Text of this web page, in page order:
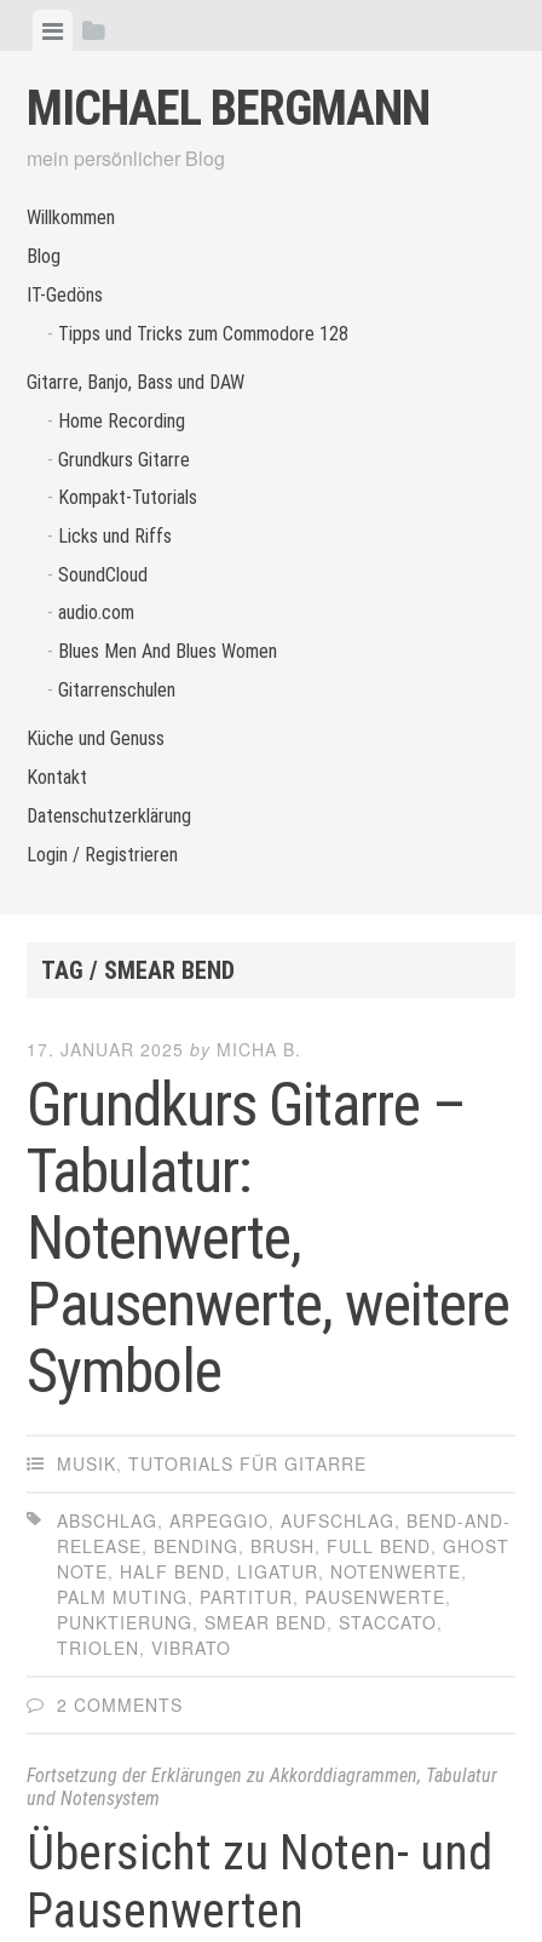
Skip
content
ViewView
MICHAEL BERGMANN
mein persönlicher Blog
Willkommen
Blog
IT-Gedöns
Tipps und Tricks zum Commodore 128
Gitarre, Banjo, Bass und DAW
Home Recording
Grundkurs Gitarre
Kompakt-Tutorials
Licks und Riffs
SoundCloud
audio.com
Blues Men And Blues Women
Gitarrenschulen
Küche und Genuss
Kontakt
Datenschutzerklärung
Login / Registrieren
TAG / SMEAR BEND
17. JANUAR 2025 by MICHA B.
Grundkurs Gitarre –
Tabulatur:
Notenwerte,
Pausenwerte, weitere
Symbole
MUSIK,TUTORIALS FÜR GITARRE
ABSCHLAG,ARPEGGIO,AUFSCHLAG, BEND-AND-
RELEASE, BENDING, BRUSH, FULL BEND,GHOST
NOTE, HALF BEND, LIGATUR, NOTENWERTE,
PALM MUTING, PARTITUR, PAUSENWERTE,
PUNKTIERUNG, SMEAR BEND, STACCATO,
TRIOLEN,VIBRATO
2 COMMENTS
Fortsetzung der Erklärungen zu Akkorddiagrammen, Tabulatur
und Notensystem
Übersicht zu Noten- und
Pausenwerten